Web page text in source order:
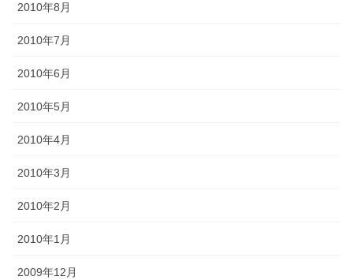
2010年8月
2010年7月
2010年6月
2010年5月
2010年4月
2010年3月
2010年2月
2010年1月
2009年12月